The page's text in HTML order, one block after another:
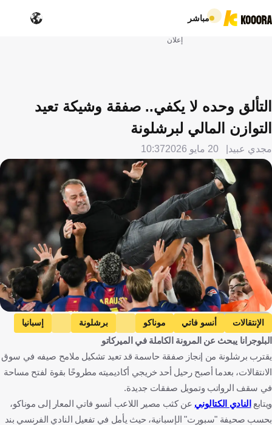
مباشر
إعلان
التألق وحده لا يكفي.. صفقة وشيكة تعيد
التوازن المالي لبرشلونة
مجدي عبيد 20 مايو 2026 10:37
Getty Images
الإنتقالات أنسو فاتي موناكو برشلونة
إسبانيا
كرة قدم
البلوجرانا يبحث عن المرونة الكاملة في الميركاتو
يقترب برشلونة من إنجاز صفقة حاسمة قد تعيد تشكيل ملامح صيفه في سوق
الانتقالات، بعدما أصبح رحيل أحد خريجي أكاديميته مطروحًا بقوة لفتح مساحة
في سقف الرواتب وتمويل صفقات جديدة.
ويتابع النادي الكتالوني عن كثب مصير اللاعب أنسو فاتي المعار إلى موناكو،
بحسب صحيفة "سبورت" الإسبانية، حيث يأمل في تفعيل النادي الفرنسي بند